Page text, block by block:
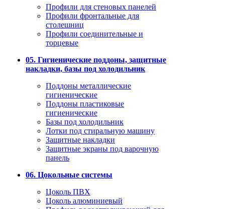
Профили для стеновых панелей
Профили фронтальные для
столешниц
Профили соединительные и
торцевые
05. Гигиенические поддоны, защитные
накладки, базы под холодильник
Поддоны металлические
гигиенические
Поддоны пластиковые
гигиенические
Базы под холодильник
Лотки под стиральную машину
Защитные накладки
Защитные экраны под варочную
панель
06. Цокольные системы
Цоколь ПВХ
Цоколь алюминиевый